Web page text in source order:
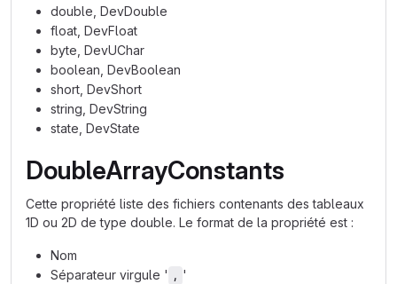
double, DevDouble
float, DevFloat
byte, DevUChar
boolean, DevBoolean
short, DevShort
string, DevString
state, DevState
DoubleArrayConstants
Cette propriété liste des fichiers contenants des tableaux
1D ou 2D de type double. Le format de la propriété est :
Nom
Séparateur virgule ' , '